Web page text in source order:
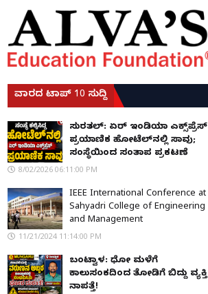
ವಾರದ ಟಾಪ್ 10 ಸುದ್ದಿ
ಸುರತ್ಕಲ್: ಏರ್ ಇಂಡಿಯಾ ಎಕ್ಸ್‌ಪ್ರೆಸ್
ಪ್ರಯಾಣಿಕ ಹೋಟೆಲ್‌ನಲ್ಲಿ ಸಾವು;
ಸಂಸ್ಥೆಯಿಂದ ಸಂತಾಪ ಪ್ರಕಟಣೆ
8/02/2026 06:11:00 PM
IEEE International Conference at
Sahyadri College of Engineering
and Management
11/21/2024 11:14:00 PM
ಬಂಟ್ವಾಳ: ಧೋ ಮಳೆಗೆ
ಕಾಲುಸಂಕದಿಂದ ತೋಡಿಗೆ ಬಿದ್ದು ವ್ಯಕ್ತಿ
ನಾಪತ್ತೆ!